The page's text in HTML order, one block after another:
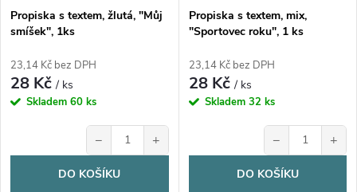
Propiska s textem, žlutá, "Můj
smíšek", 1ks
23,14 Kč bez DPH
28 Kč/ ks
Skladem 60 ks
− +
DO KOŠÍKU
Propiska s textem, mix,
"Sportovec roku", 1 ks
23,14 Kč bez DPH
28 Kč/ ks
Skladem 32 ks
− +
DO KOŠÍKU